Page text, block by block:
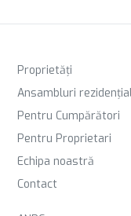
Proprietăți
Ansambluri
Pentru Cumpărători
Pentru Proprietari
Echipa noastră
Contact